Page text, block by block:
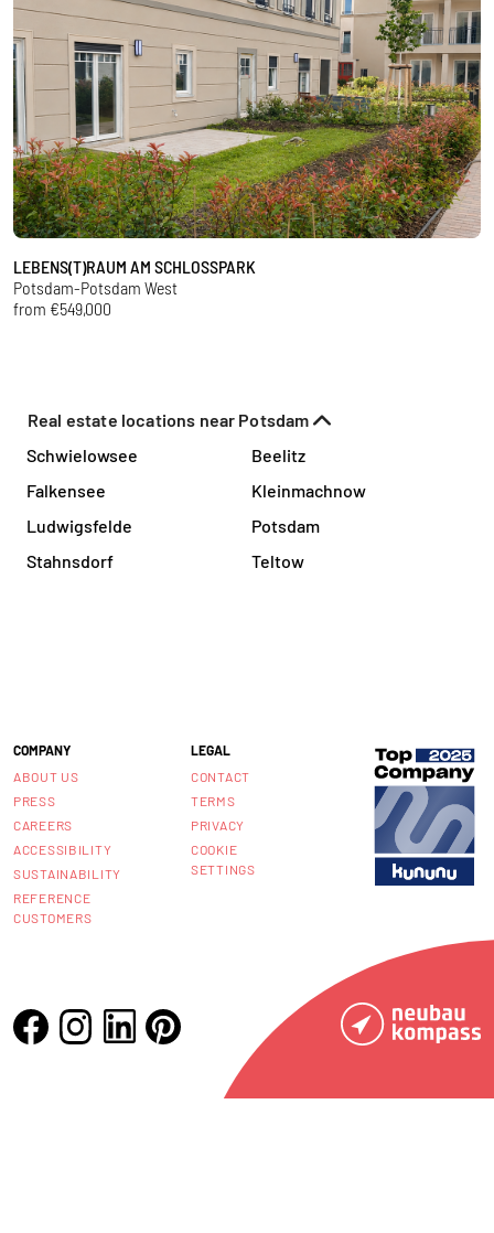
LEBENS(T)RAUM AM SCHLOSSPARK
Potsdam-Potsdam West
from €549,000
Real estate locations near Potsdam
Schwielowsee
Beelitz
Falkensee
Kleinmachnow
Ludwigsfelde
Potsdam
Stahnsdorf
Teltow
COMPANY
ABOUT US
PRESS
CAREERS
ACCESSIBILITY
SUSTAINABILITY
REFERENCE
CUSTOMERS
LEGAL
CONTACT
TERMS
PRIVACY
COOKIE
SETTINGS